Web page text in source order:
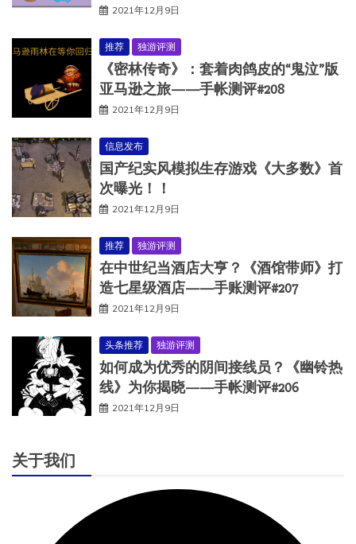
2021年12月9日
推荐 独游评测
《密林传奇》：套着肉鸽皮的“鬼泣”版
亚马逊之旅——手帐测评#208
2021年12月9日
信息发布
国产纪实风模拟生存游戏《大多数》首
次曝光！！
2021年12月9日
推荐 独游评测
在中世纪当酒店大亨？《酒馆带师》打
造七星级酒店——手账测评#207
2021年12月9日
头条推荐 独游评测
如何成为优秀的阴间接线员？《幽铃热
线》为你揭晓——手帐测评#206
2021年12月9日
关于我们